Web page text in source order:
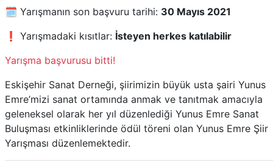
🗓️ Yarışmanın son başvuru tarihi: 30 Mayıs 2021
❗ Yarışmadaki kısıtlar: İsteyen herkes katılabilir
Yarışma başvurusu bitti!
Eskişehir Sanat Derneği, şiirimizin büyük usta şairi Yunus
Emre’mizi sanat ortamında anmak ve tanıtmak amacıyla
geleneksel olarak her yıl düzenlediği Yunus Emre Sanat
Buluşması etkinliklerinde ödül töreni olan Yunus Emre Şiir
Yarışması düzenlemektedir.